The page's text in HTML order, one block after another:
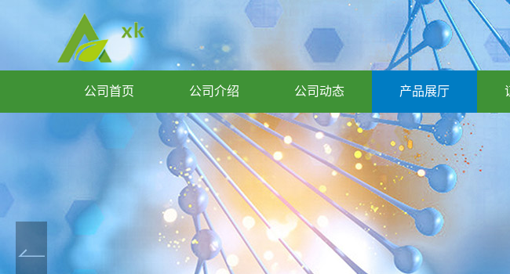
公司首页 公司介绍 公司动态 产品展厅